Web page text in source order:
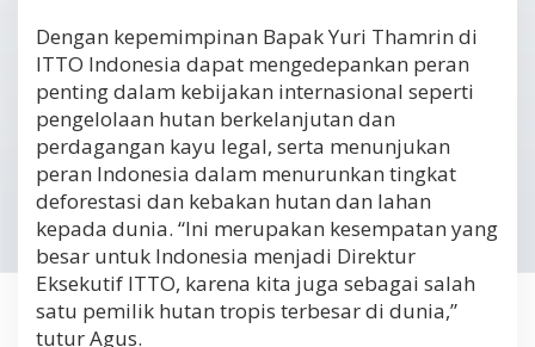
Dengan kepemimpinan Bapak Yuri Thamrin di
ITTO Indonesia dapat mengedepankan peran
penting dalam kebijakan internasional seperti
pengelolaan hutan berkelanjutan dan
perdagangan kayu legal, serta menunjukan
peran Indonesia dalam menurunkan tingkat
deforestasi dan kebakan hutan dan lahan
kepada dunia. “Ini merupakan kesempatan yang
besar untuk Indonesia menjadi Direktur
Eksekutif ITTO, karena kita juga sebagai salah
satu pemilik hutan tropis terbesar di dunia,”
tutur Agus.